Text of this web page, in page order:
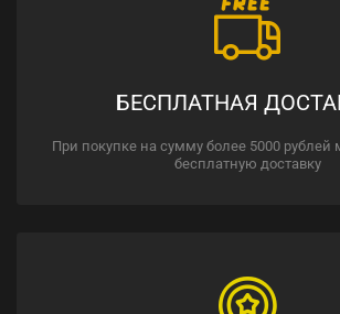
БЕСПЛАТНАЯ
При покупке на сумму более 5000
бесплатную доставку